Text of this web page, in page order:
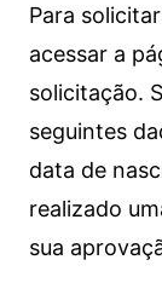
Para
acessar a
solicitação.
seguintes
data de
realizado
sua